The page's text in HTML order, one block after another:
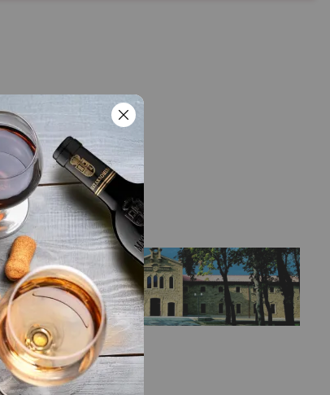
LA BODEGA
Bodega